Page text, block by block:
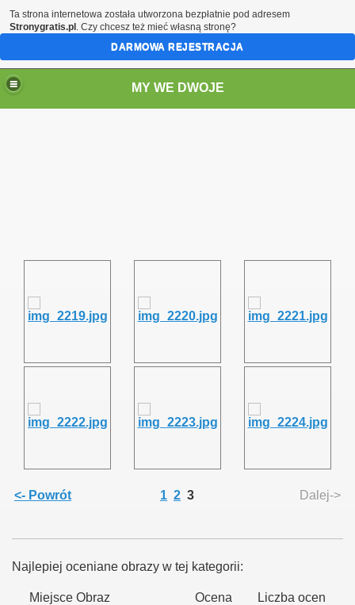
MY WE DWOJE
<- Powrót 1 2 3 Dalej->
Najlepiej oceniane obrazy w tej kategorii:
Miejsce Obraz Ocena Liczba ocen
Ta strona internetowa została utworzona bezpłatnie pod adresem
Stronygratis.pl . Czy chcesz też mieć własną stronę?
DARMOWA REJESTRACJA